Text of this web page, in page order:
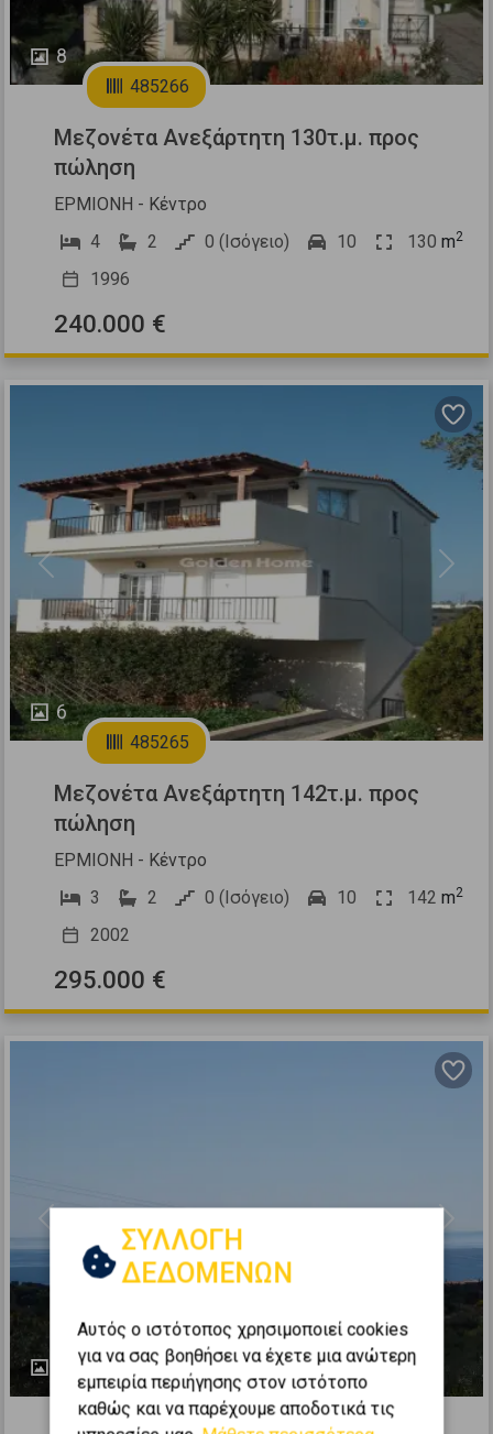
8
485266
Μεζονέτα Ανεξάρτητη 130τ.μ. προς
πώληση
ΕΡΜΙΟΝΗ - Κέντρο
4
2 0 (Ισόγειο) 10 130 m2
1996
240.000 €
6
Previous Next
485265
Μεζονέτα Ανεξάρτητη 142τ.μ. προς
πώληση
ΕΡΜΙΟΝΗ - Κέντρο
3
2 0 (Ισόγειο) 10 142 m2
2002
295.000 €
Previous Next
485270
ΣΥΛΛΟΓΗ
ΔΕΔΟΜΕΝΩΝ
Αυτός ο ιστότοπος χρησιμοποιεί cookies
για να σας βοηθήσει να έχετε μια ανώτερη
εμπειρία περιήγησης στον ιστότοπο
καθώς και να παρέχουμε αποδοτικά τις